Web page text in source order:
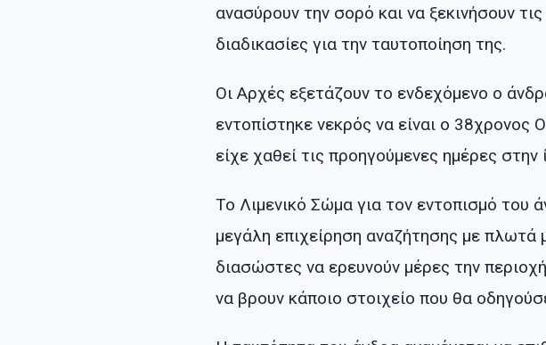
ανασύρουν την σορό και να ξεκινήσουν
διαδικασίες για την ταυτοποίηση της.
Οι Αρχές εξετάζουν το ενδεχόμενο ο
εντοπίστηκε νεκρός να είναι ο 38χρονος
είχε χαθεί τις προηγούμενες ημέρες στην
Το Λιμενικό Σώμα για τον εντοπισμό του
μεγάλη επιχείρηση αναζήτησης με πλωτά
διασώστες να ερευνούν μέρες την
να βρουν κάποιο στοιχείο που θα